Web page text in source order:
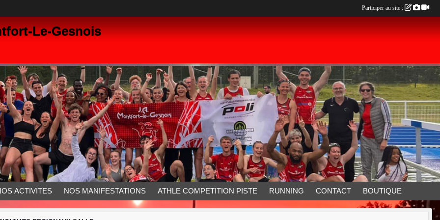
Le-Gesnois
ACTIVITES NOS MANIFESTATIONS ATHLE COMPETITION PISTE RUNNING CONTACT BOUTIQUE
Participer au site :